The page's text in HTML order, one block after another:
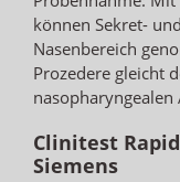
können Sekret-
Nasenbereich
Prozedere gleicht
nasopharyngealen
Clinitest
Siemens